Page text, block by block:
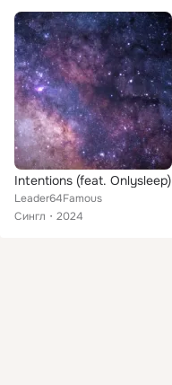
Intentions (feat. Onlysleep)
Leader64Famous
Сингл
2024